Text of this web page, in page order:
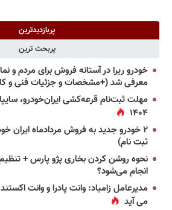
پربازدیدترین
پربحث ترین
خودرو ریرا در آستانه فروش برای مردم و
معرفی شد (+مشخصات و جزئیات فنی و
مهلت ثبت‌نام قرعه‌کشی ایران‌خودرو،
۱۴۰۴
۲ خودرو جدید به فروش مردادماه ایران
ثبت نام)
نحوه روشن کردن بخاری پژو پارس +
انجام می‌شود؟
مدیرعامل زامیاد: وانت پادرا و وانت
می آید